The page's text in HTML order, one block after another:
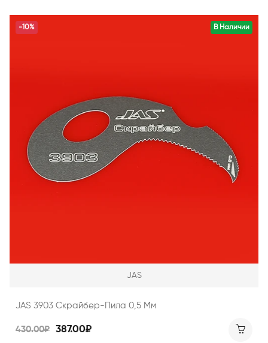
В Наличии
-10%
JAS
JAS 3903 Скрайбер-Пила 0,5 Мм
430.00₽ 387.00₽